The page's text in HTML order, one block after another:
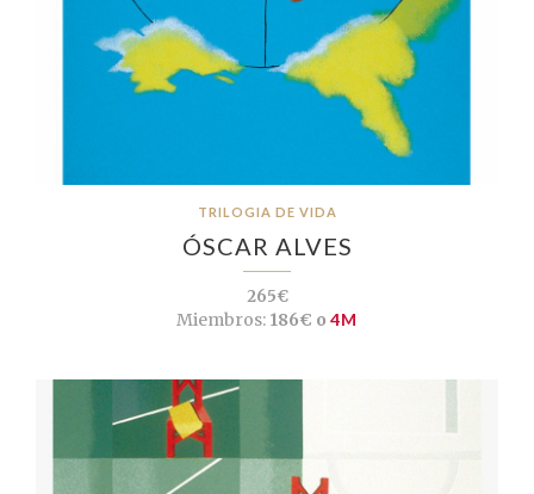
TRILOGIA DE VIDA
ÓSCAR ALVES
265€
Miembros: 186€ o 4M